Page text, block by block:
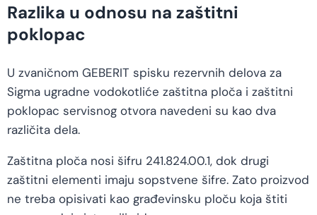
Razlika u odnosu na zaštitni
poklopac
U zvaničnom GEBERIT spisku rezervnih delova za
Sigma ugradne vodokotliće zaštitna ploča i zaštitni
poklopac servisnog otvora navedeni su kao dva
različita dela.
Zaštitna ploča nosi šifru 241.824.00.1, dok drugi
zaštitni elementi imaju sopstvene šifre. Zato proizvod
ne treba opisivati kao građevinsku ploču koja štiti